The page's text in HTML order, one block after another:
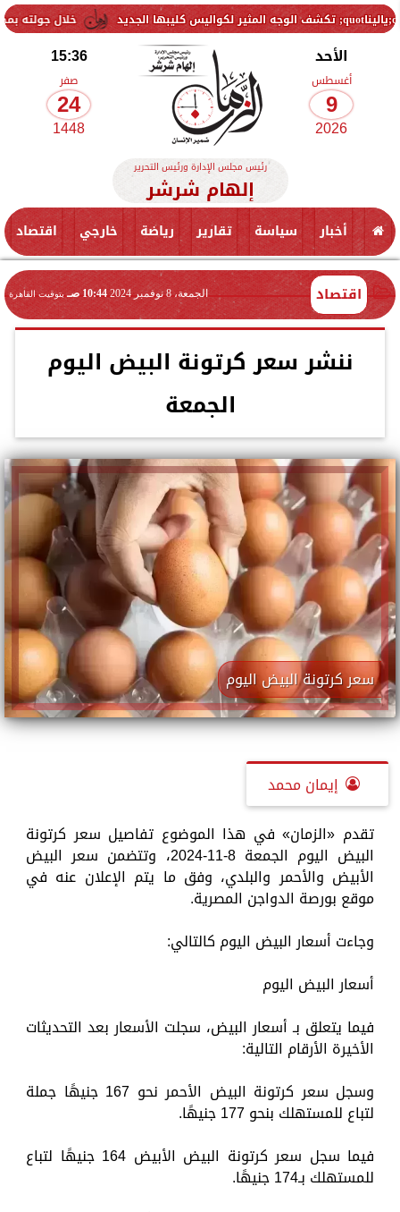
خلال جولته بمطروح: رئيس
الأحد
أغسطس
9
2026
15:36
صفر
24
1448
رئيس مجلس الإدارة ورئيس التحرير
إلهام شرشر
أخبار سياسة تقارير رياضة خارجي اقتصاد
اقتصاد الجمعة، 8 نوفمبر 2024 10:44 صـ بتوقيت القاهرة
ننشر سعر كرتونة البيض اليوم
الجمعة
سعر كرتونة البيض اليوم
إيمان محمد
تقدم «الزمان» في هذا الموضوع تفاصيل سعر كرتونة
البيض اليوم الجمعة 8-11-2024، وتتضمن سعر البيض
الأبيض والأحمر والبلدي، وفق ما يتم الإعلان عنه في
موقع بورصة الدواجن المصرية.
وجاءت أسعار البيض اليوم كالتالي:
أسعار البيض اليوم
فيما يتعلق بـ أسعار البيض، سجلت الأسعار بعد التحديثات
الأخيرة الأرقام التالية:
وسجل سعر كرتونة البيض الأحمر نحو 167 جنيهًا جملة
لتباع للمستهلك بنحو 177 جنيهًا.
فيما سجل سعر كرتونة البيض الأبيض 164 جنيهًا لتباع
للمستهلك بـ174 جنيهًا.